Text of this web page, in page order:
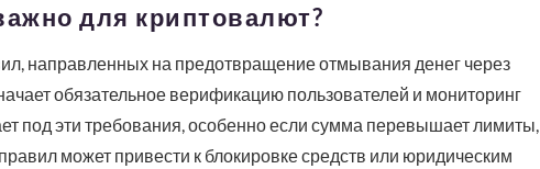
для криптовалют?
направленных на предотвращение отмывания денег через
обязательное верификацию пользователей и мониторинг
под эти требования, особенно если сумма перевышает лимиты,
может привести к блокировке средств или юридическим